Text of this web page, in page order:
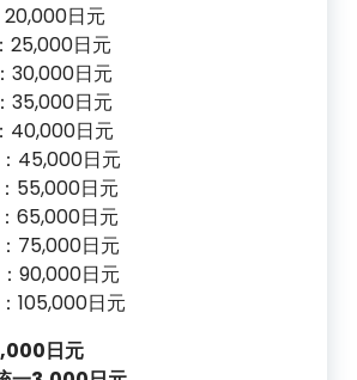
日元
25,000日元
30,000日元
35,000日元
40,000日元
45,000日元
55,000日元
65,000日元
75,000日元
90,000日元
105,000日元
日元